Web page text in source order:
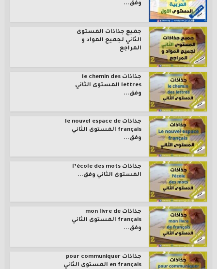
وفق...
جميع جذاذات المستوى
الثاني لجميع المواد و
المراجع
جذاذات le chemin des
lettres المستوى الثاني
وفق...
جذاذات le nouvel espace de
français المستوى الثاني
وفق...
جذاذات l’école des mots
المستوى الثاني وفق...
جذاذات mon livre de
français المستوى الثاني
وفق...
جذاذات pour communiquer
en français المستوى الثاني